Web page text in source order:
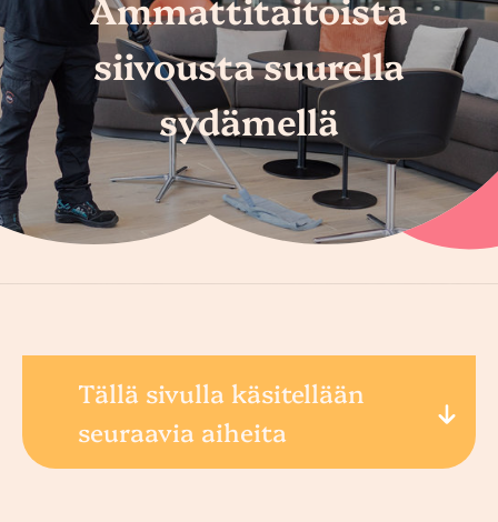
siivousta suurella
sydämellä
Tällä sivulla käsitellään
seuraavia aiheita